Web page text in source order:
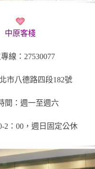
中原客棧
線：27530077
市八德路四段182號
間：週一至週六
2：00，週日固定公休